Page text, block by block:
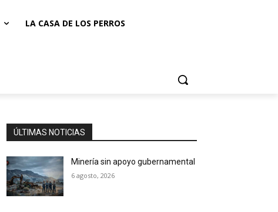
LA CASA DE LOS PERROS
ÚLTIMAS NOTICIAS
Minería sin apoyo gubernamental
6 agosto, 2026